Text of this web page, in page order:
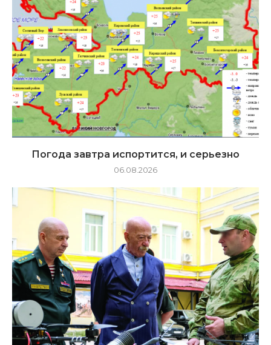
Погода завтра испортится, и серьезно
06.08.2026